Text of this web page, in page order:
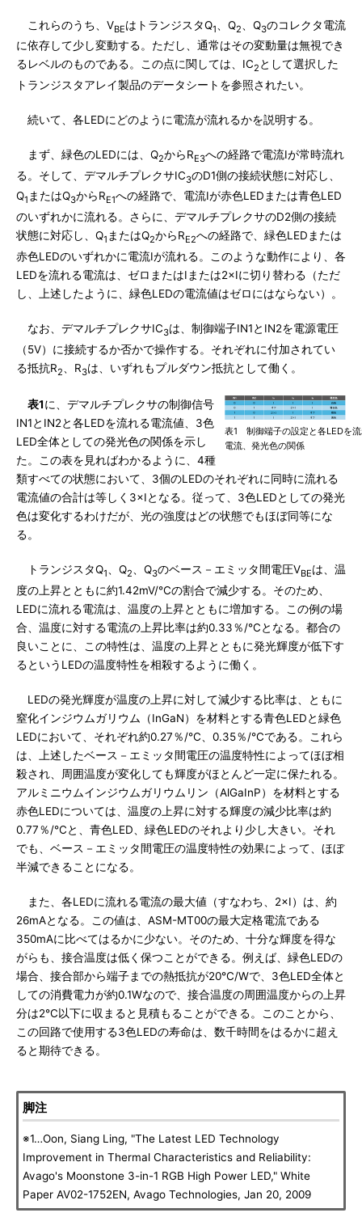
これらのうち、VBEはトランジスタQ1 、Q2 、Q3のコレクタ電流
に依存して少し変動する。ただし、通常はその変動量は無視でき
るレベルのものである。この点に関しては、IC2 として選択した
トランジスタアレイ製品のデータシートを参照されたい。
続いて、各LEDにどのように電流が流れるかを説明する。
まず、緑色のLEDには、Q2からRE3への経路で電流Iが常時流れ
る。そして、デマルチプレクサIC3のD1側の接続状態に対応し、
Q1 またはQ3からRE1への経路で、電流Iが赤色LEDまたは青色LED
のいずれかに流れる。さらに、デマルチプレクサのD2側の接続
状態に対応し、Q1 またはQ2からRE2への経路で、緑色LEDまたは
赤色LEDのいずれかに電流Iが流れる。このような動作により、各
LEDを流れる電流は、ゼロまたはIまたは2×Iに切り替わる（ただ
し、上述したように、緑色LEDの電流値はゼロにはならない）。
なお、デマルチプレクサIC3は、制御端子IN1とIN2を電源電圧
（5V）に接続するか否かで操作する。それぞれに付加されてい
る抵抗R2 、R3は、いずれもプルダウン抵抗として働く。
表1 制御端子の設定と各LEDを
電流、発光色の関係
表1に、デマルチプレクサの制御信号
IN1とIN2と各LEDを流れる電流値、3色
LED全体としての発光色の関係を示し
た。この表を見ればわかるように、4種
類すべての状態において、3個のLEDのそれぞれに同時に流れる
電流値の合計は等しく3×Iとなる。従って、3色LEDとしての発光
色は変化するわけだが、光の強度はどの状態でもほぼ同等にな
る。
トランジスタQ1、Q2、Q3のベース－エミッタ間電圧VBEは、温
度の上昇とともに約1.42mV/℃の割合で減少する。そのため、
LEDに流れる電流は、温度の上昇とともに増加する。この例の場
合、温度に対する電流の上昇比率は約0.33％/℃となる。都合の
良いことに、この特性は、温度の上昇とともに発光輝度が低下す
るというLEDの温度特性を相殺するように働く。
LEDの発光輝度が温度の上昇に対して減少する比率は、ともに
窒化インジウムガリウム（InGaN）を材料とする青色LEDと緑色
LEDにおいて、それぞれ約0.27％/℃、0.35％/℃である。これら
は、上述したベース－エミッタ間電圧の温度特性によってほぼ相
殺され、周囲温度が変化しても輝度がほとんど一定に保たれる。
アルミニウムインジウムガリウムリン（AlGaInP）を材料とする
赤色LEDについては、温度の上昇に対する輝度の減少比率は約
0.77％/℃と、青色LED、緑色LEDのそれより少し大きい。それ
でも、ベース－エミッタ間電圧の温度特性の効果によって、ほぼ
半減できることになる。
また、各LEDに流れる電流の最大値（すなわち、2×I）は、約
26mAとなる。この値は、ASM-MT00の最大定格電流である
350mAに比べてはるかに少ない。そのため、十分な輝度を得な
がらも、接合温度は低く保つことができる。例えば、緑色LEDの
場合、接合部から端子までの熱抵抗が20℃/Wで、3色LED全体と
しての消費電力が約0.1Wなので、接合温度の周囲温度からの上昇
分は2℃以下に収まると見積もることができる。このことから、
この回路で使用する3色LEDの寿命は、数千時間をはるかに超え
ると期待できる。
脚注
※1…Oon, Siang Ling, "The Latest LED Technology
Improvement in Thermal Characteristics and Reliability:
Avago's Moonstone 3-in-1 RGB High Power LED," White
Paper AV02-1752EN, Avago Technologies, Jan 20, 2009